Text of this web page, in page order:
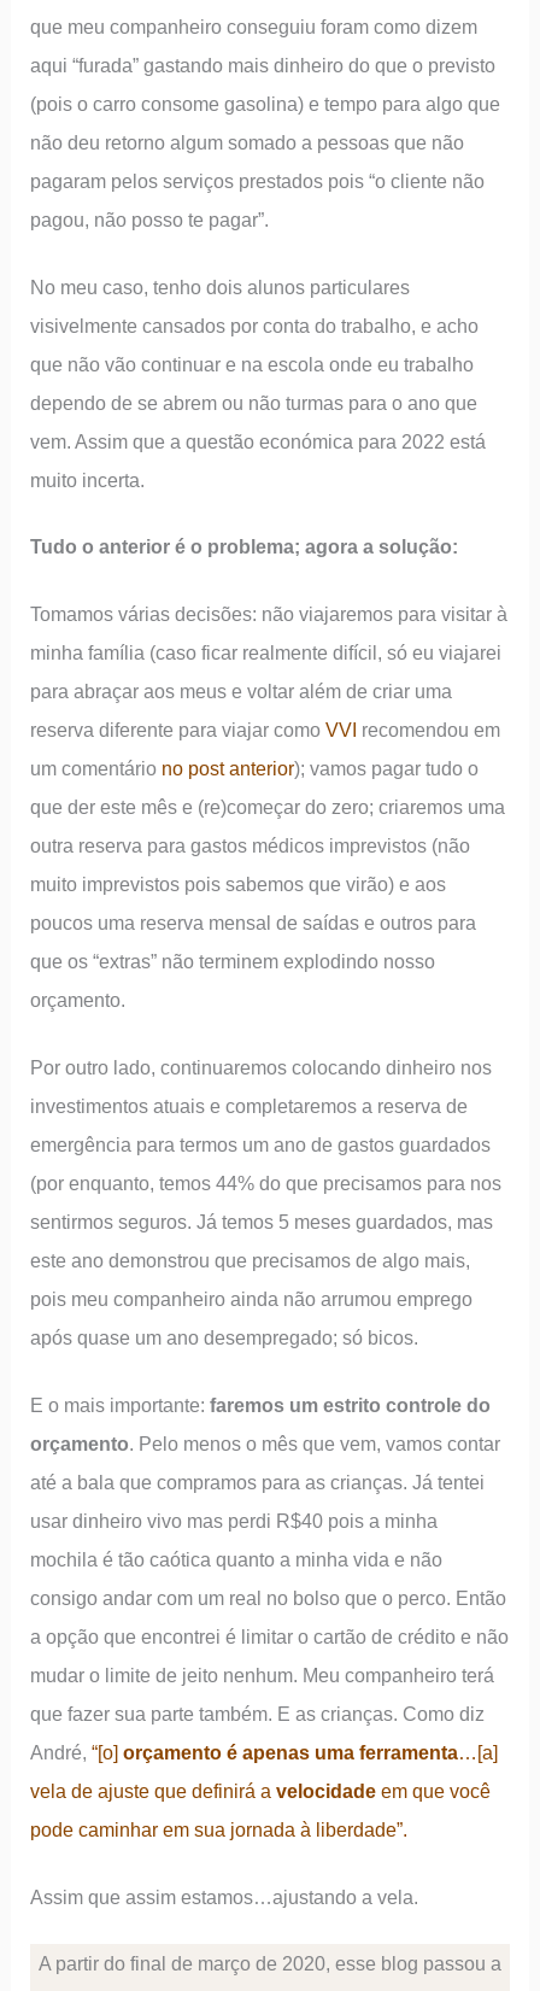
que meu companheiro conseguiu foram como dizem
aqui “furada” gastando mais dinheiro do que o previsto
(pois o carro consome gasolina) e tempo para algo que
não deu retorno algum somado a pessoas que não
pagaram pelos serviços prestados pois “o cliente não
pagou, não posso te pagar”.
No meu caso, tenho dois alunos particulares
visivelmente cansados por conta do trabalho, e acho
que não vão continuar e na escola onde eu trabalho
dependo de se abrem ou não turmas para o ano que
vem. Assim que a questão económica para 2022 está
muito incerta.
Tudo o anterior é o problema; agora a solução:
Tomamos várias decisões: não viajaremos para visitar à
minha família (caso ficar realmente difícil, só eu viajarei
para abraçar aos meus e voltar além de criar uma
reserva diferente para viajar comoVVI recomendou em
um comentário no post anterior); vamos pagar tudo o
que der este mês e (re)começar do zero; criaremos uma
outra reserva para gastos médicos imprevistos (não
muito imprevistos pois sabemos que virão) e aos
poucos uma reserva mensal de saídas e outros para
que os “extras” não terminem explodindo nosso
orçamento.
Por outro lado, continuaremos colocando dinheiro nos
investimentos atuais e completaremos a reserva de
emergência para termos um ano de gastos guardados
(por enquanto, temos 44% do que precisamos para nos
sentirmos seguros. Já temos 5 meses guardados, mas
este ano demonstrou que precisamos de algo mais,
pois meu companheiro ainda não arrumou emprego
após quase um ano desempregado; só bicos.
E o mais importante: faremos um estrito controle do
orçamento. Pelo menos o mês que vem, vamos contar
até a bala que compramos para as crianças. Já tentei
usar dinheiro vivo mas perdi R$40 pois a minha
mochila é tão caótica quanto a minha vida e não
consigo andar com um real no bolso que o perco. Então
a opção que encontrei é limitar o cartão de crédito e não
mudar o limite de jeito nenhum. Meu companheiro terá
que fazer sua parte também. E as crianças. Como diz
André,“[o]orçamento é apenas uma ferramenta…[a]
vela de ajuste que definirá avelocidade em que você
pode caminhar em sua jornada à liberdade”.
Assim que assim estamos…ajustando a vela.
A partir do final de março de 2020, esse blog passou a